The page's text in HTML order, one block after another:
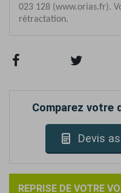
Comparez votre
Devis
REPRISE DE VOTRE